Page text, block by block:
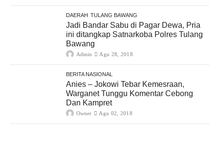
DAERAH TULANG BAWANG
Jadi Bandar Sabu di Pagar Dewa, Pria
ini ditangkap Satnarkoba Polres Tulang
Bawang
Admin Agu 28, 2018
BERITA NASIONAL
Anies – Jokowi Tebar Kemesraan,
Warganet Tunggu Komentar Cebong
Dan Kampret
Owner Agu 02, 2018